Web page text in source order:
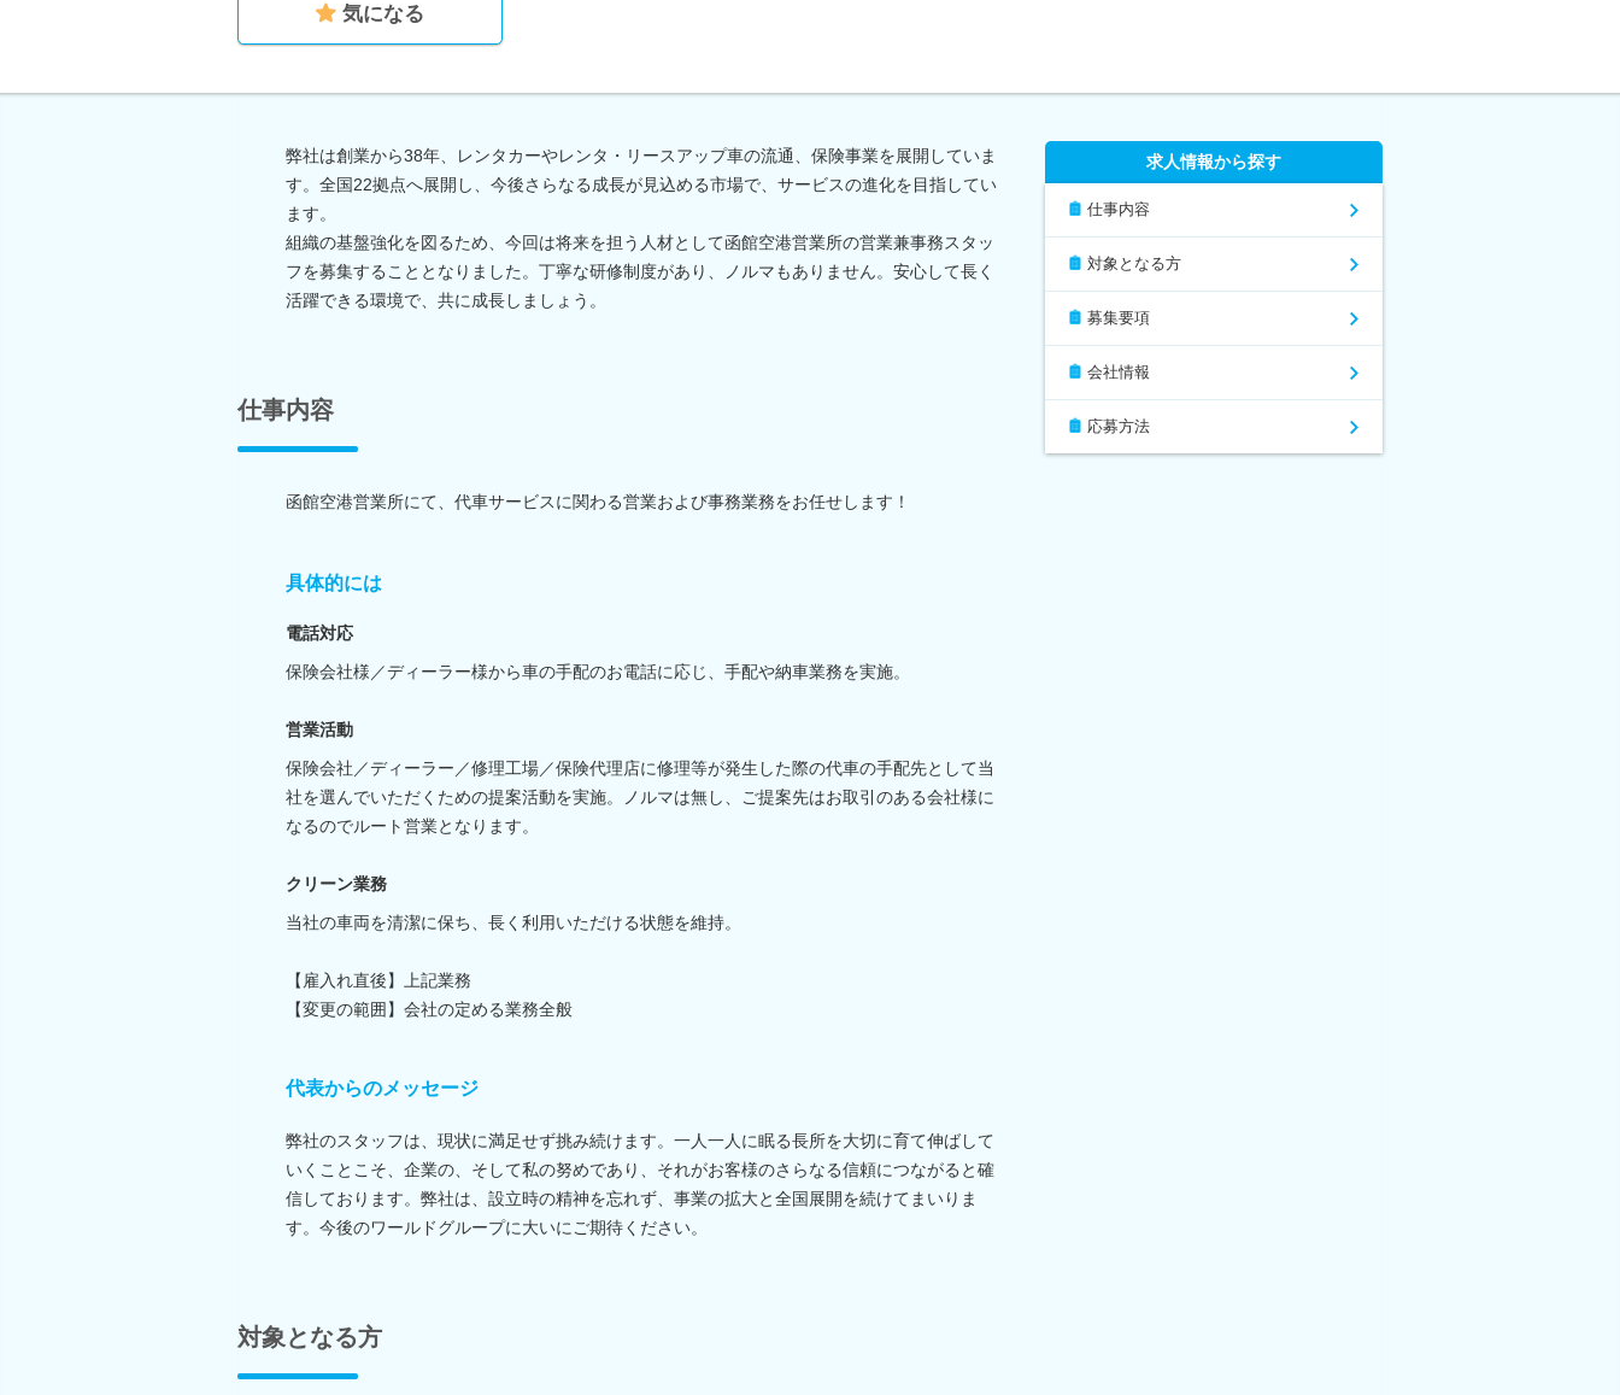
気になる
弊社は創業から38年、レンタカーやレンタ・リースアップ車の流通、保険事業を展開していま
す。全国22拠点へ展開し、今後さらなる成長が見込める市場で、サービスの進化を目指してい
ます。
組織の基盤強化を図るため、今回は将来を担う人材として函館空港営業所の営業兼事務スタッ
フを募集することとなりました。丁寧な研修制度があり、ノルマもありません。安心して長く
活躍できる環境で、共に成長しましょう。
仕事内容
函館空港営業所にて、代車サービスに関わる営業および事務業務をお任せします！
具体的には
電話対応
保険会社様／ディーラー様から車の手配のお電話に応じ、手配や納車業務を実施。
営業活動
保険会社／ディーラー／修理工場／保険代理店に修理等が発生した際の代車の手配先として当
社を選んでいただくための提案活動を実施。ノルマは無し、ご提案先はお取引のある会社様に
なるのでルート営業となります。
クリーン業務
当社の車両を清潔に保ち、長く利用いただける状態を維持。
【雇入れ直後】上記業務
【変更の範囲】会社の定める業務全般
代表からのメッセージ
弊社のスタッフは、現状に満足せず挑み続けます。一人一人に眠る長所を大切に育て伸ばして
いくことこそ、企業の、そして私の努めであり、それがお客様のさらなる信頼につながると確
信しております。弊社は、設立時の精神を忘れず、事業の拡大と全国展開を続けてまいりま
す。今後のワールドグループに大いにご期待ください。
対象となる方
求人情報から探す
仕事内容
対象となる方
募集要項
会社情報
応募方法